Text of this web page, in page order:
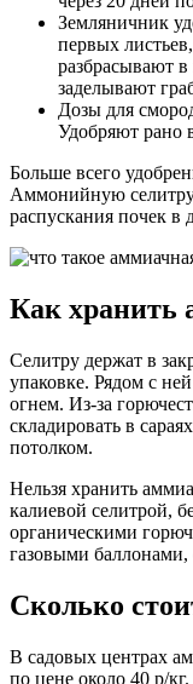
Земляничник
первых
разбрасывают в
заделывают
Дозы для
Удобряют рано
Больше всего
Аммонийную селитру
распускания почек в
Как хранить
Селитру держат в
упаковке. Рядом с
огнем. Из-за
складировать в
потолком.
Нельзя хранить
калиевой селитрой,
органическими
газовыми
Сколько
В садовых центрах
по цене около 40 р/